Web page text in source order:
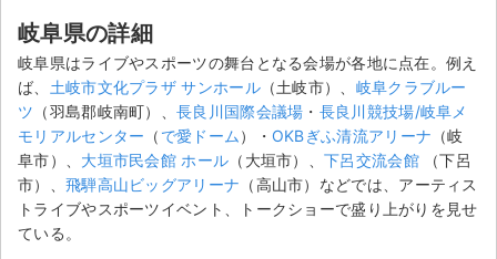
岐阜県の詳細
岐阜県はライブやスポーツの舞台となる会場が各地に点在。例え
ば、 土岐市文化プラザ サンホール（土岐市）、 岐阜クラブルー
ツ （羽島郡岐南町）、長良川国際会議場 ・ 長良川競技場/岐阜メ
モリアルセンター （ で愛ドーム ）・ OKBぎふ清流アリーナ （岐
阜市）、 大垣市民会館 ホール （大垣市）、下呂交流会館
（下呂
市）、 飛騨高山ビッグアリーナ （高山市）などでは、アーティス
トライブやスポーツイベント、トークショーで盛り上がりを見せ
ている。